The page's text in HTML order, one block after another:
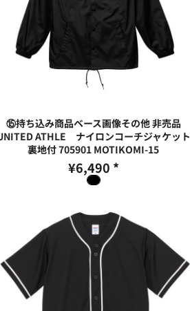
⑮持ち込み商品ベース画像その他 非売品
ATHLE ナイロンコーチジャケット
裏地付 705901 MOTIKOMI-15
¥6,490 *